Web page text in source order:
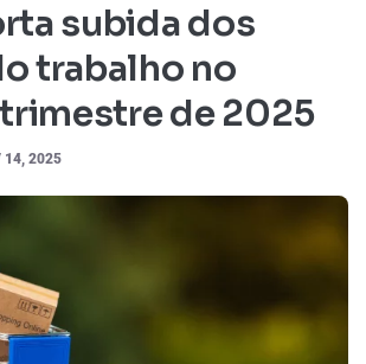
subida dos
trabalho no
de 2025
14, 2025